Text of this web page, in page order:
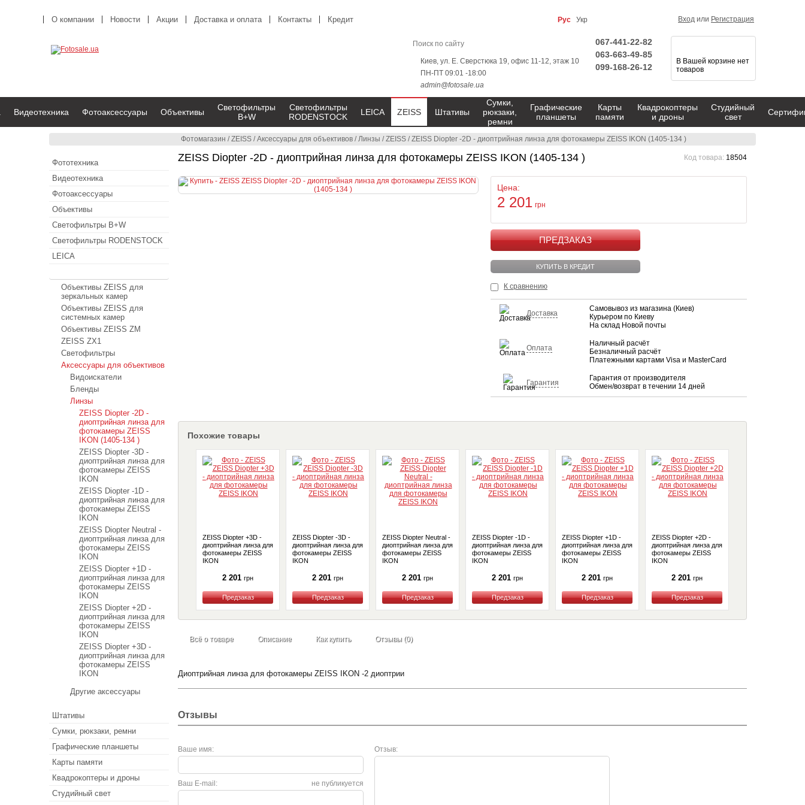
Фотомагазин /ZEISS /Аксессуары для объективов /Линзы /ZEISS /ZEISS Diopter -2D - диоптрийная линза для фотокамеры ZEISS IKON (1405-134 )
ZEISS Diopter -2D - диоптрийная линза для фотокамеры ZEISS IKON (1405-134 ) Код товара: 18504
Цена:
2 201 грн
КУПИТЬ
КУПИТЬ В КРЕДИТ
К сравнению
Доставка
Самовывоз из магазина (Киев)
Курьером по Киеву
На склад Новой почты
Оплата
Наличный расчёт
Безналичный расчёт
Платежными картами Visa и MasterCard
Гарантия
Гарантия от производителя
Обмен/возврат в течении 14 дней
Похожие товары
ZEISS Diopter +3D -
диоптрийная линза для
фотокамеры ZEISS
IKON
2 201 грн
Купить
ZEISS Diopter -3D -
диоптрийная линза для
фотокамеры ZEISS
IKON
2 201 грн
Купить
ZEISS Diopter Neutral -
диоптрийная линза для
фотокамеры ZEISS
IKON
2 201 грн
Купить
ZEISS Diopter -1D -
диоптрийная линза для
фотокамеры ZEISS
IKON
2 201 грн
Купить
ZEISS Diopter +1D -
диоптрийная линза для
фотокамеры ZEISS
IKON
2 201 грн
Купить
ZEISS Diopter +2D -
диоптрийная линза для
фотокамеры ZEISS
IKON
2 201 грн
Купить
Всё о товаре Описание Как купить Отзывы (0)
Диоптрийная линза для фотокамеры ZEISS IKON -2 диоптрии
Отзывы
Ваше имя: Отзыв:
не публикуется
Ваш E-mail:
О компании Новости Акции Доставка и оплата Контакты Кредит Рус Укр Вход или Регистрация
Киев, ул. Е. Сверстюка 19, офис 11-12, этаж 10
ПН-ПТ 09:01 -18:00
admin@fotosale.ua
067-441-22-82
063-663-49-85
099-168-26-12
В Вашей корзине нет
товаров
Видеотехника Фотоаксессуары Объективы
Светофильтры
B+W
Светофильтры
RODENSTOCK
LEICA ZEISS Штативы
Сумки,
рюкзаки,
ремни
Графические
планшеты
Карты
памяти
Квадрокоптеры
и дроны
Студийный
свет
Фототехника
Видеотехника
Фотоаксессуары
Объективы
Светофильтры B+W
Светофильтры RODENSTOCK
LEICA
Объективы ZEISS для
зеркальных камер
Объективы ZEISS для
системных камер
Объективы ZEISS ZM
ZEISS ZX1
Светофильтры
Аксессуары для объективов
Видоискатели
Бленды
Линзы
ZEISS Diopter -2D -
диоптрийная линза для
фотокамеры ZEISS
IKON (1405-134 )
ZEISS Diopter -3D -
диоптрийная линза для
фотокамеры ZEISS
IKON
ZEISS Diopter -1D -
диоптрийная линза для
фотокамеры ZEISS
IKON
ZEISS Diopter Neutral -
диоптрийная линза для
фотокамеры ZEISS
IKON
ZEISS Diopter +1D -
диоптрийная линза для
фотокамеры ZEISS
IKON
ZEISS Diopter +2D -
диоптрийная линза для
фотокамеры ZEISS
IKON
ZEISS Diopter +3D -
диоптрийная линза для
фотокамеры ZEISS
IKON
Другие аксессуары
Штативы
Сумки, рюкзаки, ремни
Графические планшеты
Карты памяти
Квадрокоптеры и дроны
Студийный свет